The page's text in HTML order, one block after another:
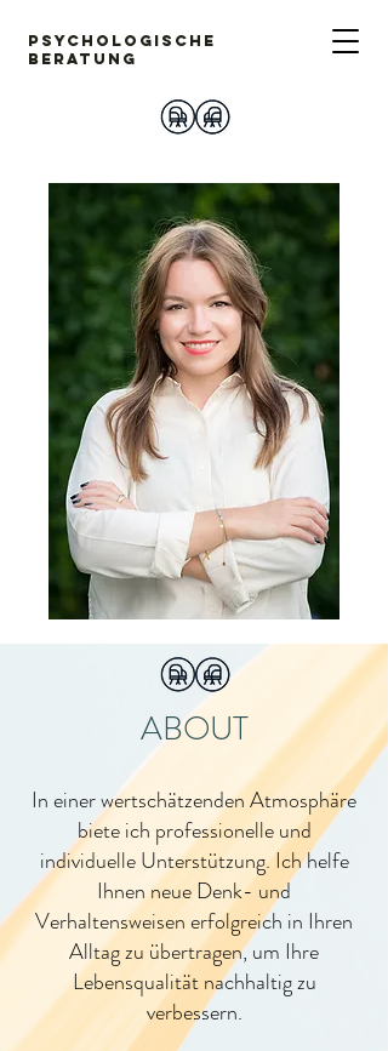
PsychoLogische
Beratung
ABOUT
In einer wertschätzenden Atmosphäre
biete ich professionelle und
individuelle Unterstützung. Ich helfe
Ihnen neue Denk- und
Verhaltensweisen erfolgreich in Ihren
Alltag zu übertragen, um Ihre
Lebensqualität nachhaltig zu
verbessern.